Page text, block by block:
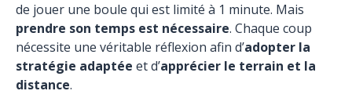
de jouer une boule qui est limité à 1 minute. Mais
prendre son temps est nécessaire. Chaque coup
nécessite une véritable réflexion afin d’adopter la
stratégie adaptée et d’apprécier le terrain et la
distance.